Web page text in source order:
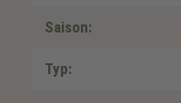
Saison:
Typ: